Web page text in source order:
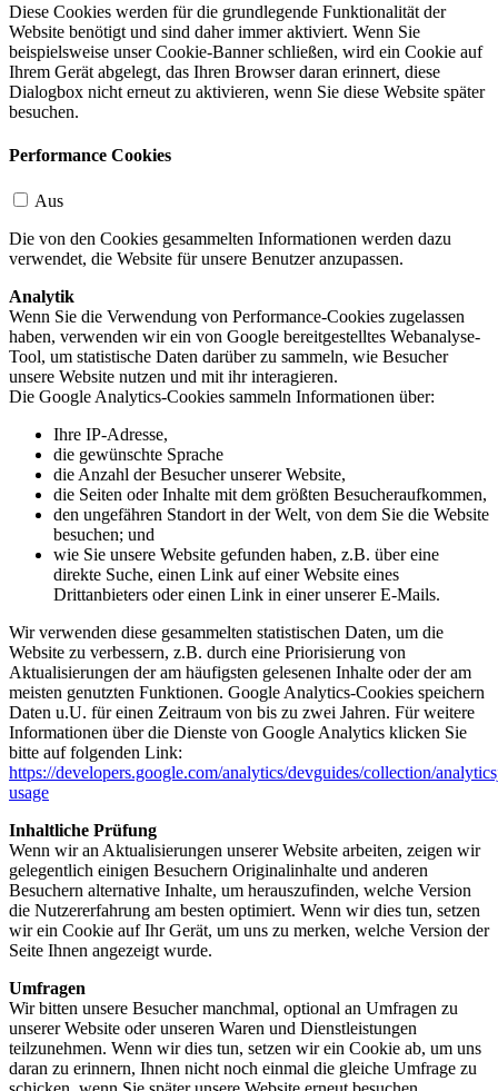
Diese Cookies werden für die grundlegende Funktionalität der
Website benötigt und sind daher immer aktiviert. Wenn Sie
beispielsweise unser Cookie-Banner schließen, wird ein Cookie auf
Ihrem Gerät abgelegt, das Ihren Browser daran erinnert, diese
Dialogbox nicht erneut zu aktivieren, wenn Sie diese Website später
besuchen.
Performance Cookies
Aus
Die von den Cookies gesammelten Informationen werden dazu
verwendet, die Website für unsere Benutzer anzupassen.
Analytik
Wenn Sie die Verwendung von Performance-Cookies zugelassen
haben, verwenden wir ein von Google bereitgestelltes Webanalyse-
Tool, um statistische Daten darüber zu sammeln, wie Besucher
unsere Website nutzen und mit ihr interagieren.
Die Google Analytics-Cookies sammeln Informationen über:
Ihre IP-Adresse,
die gewünschte Sprache
die Anzahl der Besucher unserer Website,
die Seiten oder Inhalte mit dem größten Besucheraufkommen,
den ungefähren Standort in der Welt, von dem Sie die Website
besuchen; und
wie Sie unsere Website gefunden haben, z.B. über eine
direkte Suche, einen Link auf einer Website eines
Drittanbieters oder einen Link in einer unserer E-Mails.
Wir verwenden diese gesammelten statistischen Daten, um die
Website zu verbessern, z.B. durch eine Priorisierung von
Aktualisierungen der am häufigsten gelesenen Inhalte oder der am
meisten genutzten Funktionen. Google Analytics-Cookies speichern
Daten u.U. für einen Zeitraum von bis zu zwei Jahren. Für weitere
Informationen über die Dienste von Google Analytics klicken Sie
bitte auf folgenden Link:
https://developers.google.com/analytics/devguides/collection/
usage
Inhaltliche Prüfung
Wenn wir an Aktualisierungen unserer Website arbeiten, zeigen wir
gelegentlich einigen Besuchern Originalinhalte und anderen
Besuchern alternative Inhalte, um herauszufinden, welche Version
die Nutzererfahrung am besten optimiert. Wenn wir dies tun, setzen
wir ein Cookie auf Ihr Gerät, um uns zu merken, welche Version der
Seite Ihnen angezeigt wurde.
Umfragen
Wir bitten unsere Besucher manchmal, optional an Umfragen zu
unserer Website oder unseren Waren und Dienstleistungen
teilzunehmen. Wenn wir dies tun, setzen wir ein Cookie ab, um uns
daran zu erinnern, Ihnen nicht noch einmal die gleiche Umfrage zu